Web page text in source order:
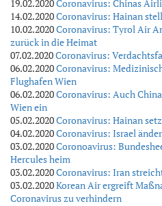
19.02.2020Coronavirus: Chinas
14.02.2020Coronavirus: Hainan
10.02.2020Coronavirus: Tyrol Air
zurück in die Heimat
07.02.2020Coronavirus:
06.02.2020Coronavirus:
Flughafen Wien
06.02.2020Coronavirus: Auch
Wien ein
05.02.2020Coronavirus: Hainan
04.02.2020Coronavirus: Israel
03.02.2020Coronoavirus:
Hercules heim
03.02.2020Coronavirus: Iran
03.02.2020Korean Air ergreift
Coronavirus zu verhindern